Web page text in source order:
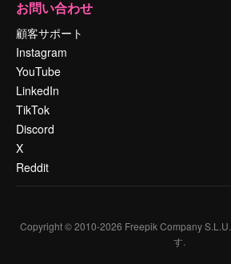
お問い合わせ
顧客サポート
Instagram
YouTube
LinkedIn
TikTok
Discord
X
Reddit
Copyright © 2010-2026 Freepik Company S.L.U.
す.